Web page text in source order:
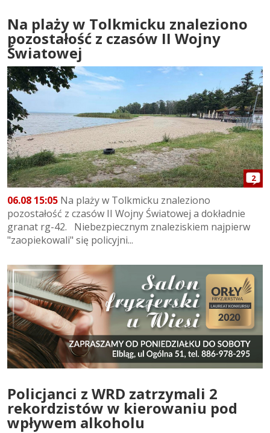
Na plaży w Tolkmicku znaleziono
pozostałość z czasów II Wojny
Światowej
2
06.08 15:05 Na plaży w Tolkmicku znaleziono
pozostałość z czasów II Wojny Światowej a dokładnie
granat rg-42. Niebezpiecznym znaleziskiem najpierw
"zaopiekowali" się policyjni...
Policjanci z WRD zatrzymali 2
rekordzistów w kierowaniu pod
wpływem alkoholu